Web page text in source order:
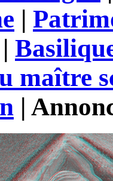
|
|
maître
|